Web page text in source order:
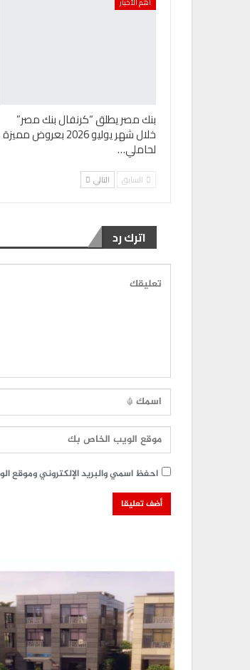
بنك مصر يطلق “كرنفال بنك مصر”
خلال شهر يوليو 2026 بعروض مميزة
لحاملي…
السابق التالي
اترك رد
احفظ اسمي والبريد الإلكتروني وموقع